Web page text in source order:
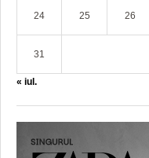
24 25 26
31
« iul.